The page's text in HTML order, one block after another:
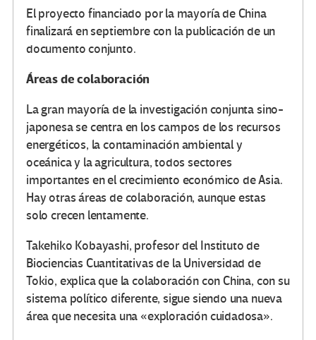
El proyecto financiado por la mayoría de China
finalizará en septiembre con la publicación de un
documento conjunto.
Áreas de colaboración
La gran mayoría de la investigación conjunta sino-
japonesa se centra en los campos de los recursos
energéticos, la contaminación ambiental y
oceánica y la agricultura, todos sectores
importantes en el crecimiento económico de Asia.
Hay otras áreas de colaboración, aunque estas
solo crecen lentamente.
Takehiko Kobayashi, profesor del Instituto de
Biociencias Cuantitativas de la Universidad de
Tokio, explica que la colaboración con China, con su
sistema político diferente, sigue siendo una nueva
área que necesita una «exploración cuidadosa».